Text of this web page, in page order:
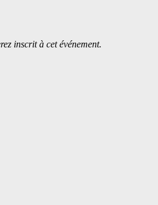
inscrit à cet événement.